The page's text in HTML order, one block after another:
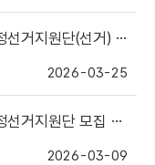
거) 서류 심사 합격자 발표
2026-03-25
지원단 모집 공고
2026-03-09